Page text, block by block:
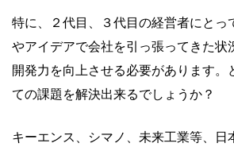
特に、２代目、３代目の経営者にとっ
やアイデアで会社を引っ張ってきた状
開発力を向上させる必要があります。
ての課題を解決出来るでしょうか？
キーエンス、シマノ、未来工業等、日